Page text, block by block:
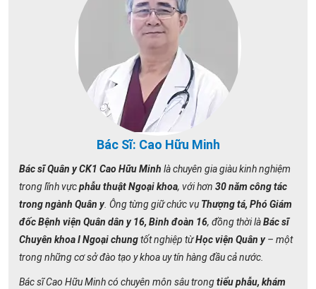
Bác Sĩ: Cao Hữu Minh
Bác sĩ Quân y CK1 Cao Hữu Minh là chuyên gia giàu kinh nghiệm
trong lĩnh vựcphẫu thuật Ngoại khoa, với hơn 30 năm công tác
trong ngành Quân y. Ông từng giữ chức vụ Thượng tá, Phó Giám
đốc Bệnh viện Quân dân y 16, Binh đoàn 16, đồng thời làBác sĩ
Chuyên khoa I Ngoại chungtốt nghiệp từHọc viện Quân y– một
trong những cơ sở đào tạo y khoa uy tín hàng đầu cả nước.
Bác sĩ Cao Hữu Minh có chuyên môn sâu trongtiểu phẫu, khám